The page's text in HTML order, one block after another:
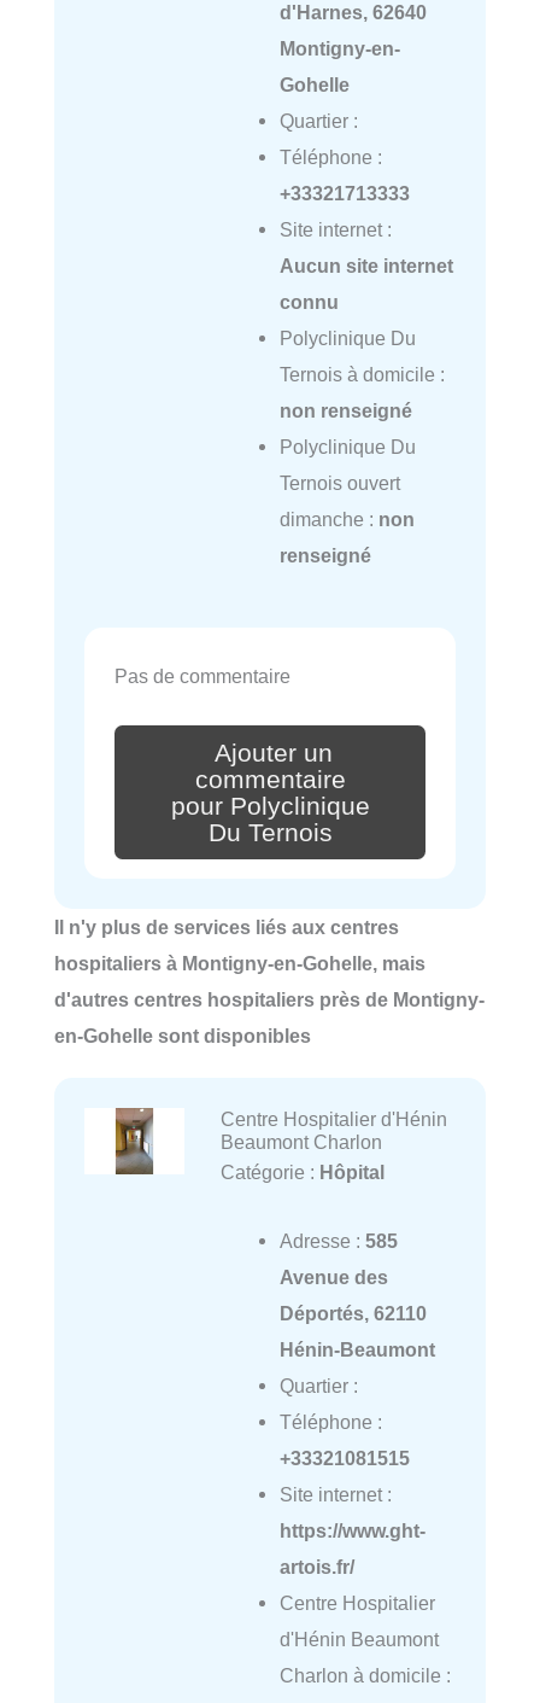
d'Harnes, 62640
Montigny-en-
Gohelle
Quartier :
Téléphone :
+33321713333
Site internet :
Aucun site internet
connu
Polyclinique Du
Ternois à domicile :
non renseigné
Polyclinique Du
Ternois ouvert
dimanche : non
renseigné
Pas de commentaire
Ajouter un
commentaire
pour Polyclinique
Du Ternois
Il n'y plus de services liés aux centres
hospitaliers à Montigny-en-Gohelle, mais
d'autres centres hospitaliers près de Montigny-
en-Gohelle sont disponibles
Centre Hospitalier d'Hénin
Beaumont Charlon
Catégorie : Hôpital
Adresse : 585
Avenue des
Déportés, 62110
Hénin-Beaumont
Quartier :
Téléphone :
+33321081515
Site internet :
https://www.ght-
artois.fr/
Centre Hospitalier
d'Hénin Beaumont
Charlon à domicile :